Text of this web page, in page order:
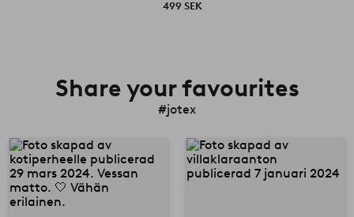
499 SEK
Share your favourites
#jotex